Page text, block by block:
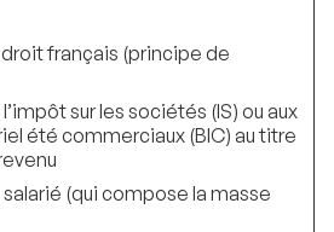
français (principe de
sur les sociétés (IS) ou aux
été commerciaux (BIC) au titre
salarié (qui compose la masse